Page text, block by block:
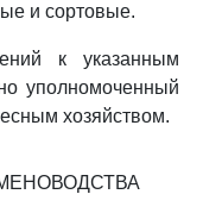
и сортовые.
к указанным
уполномоченный
хозяйством.